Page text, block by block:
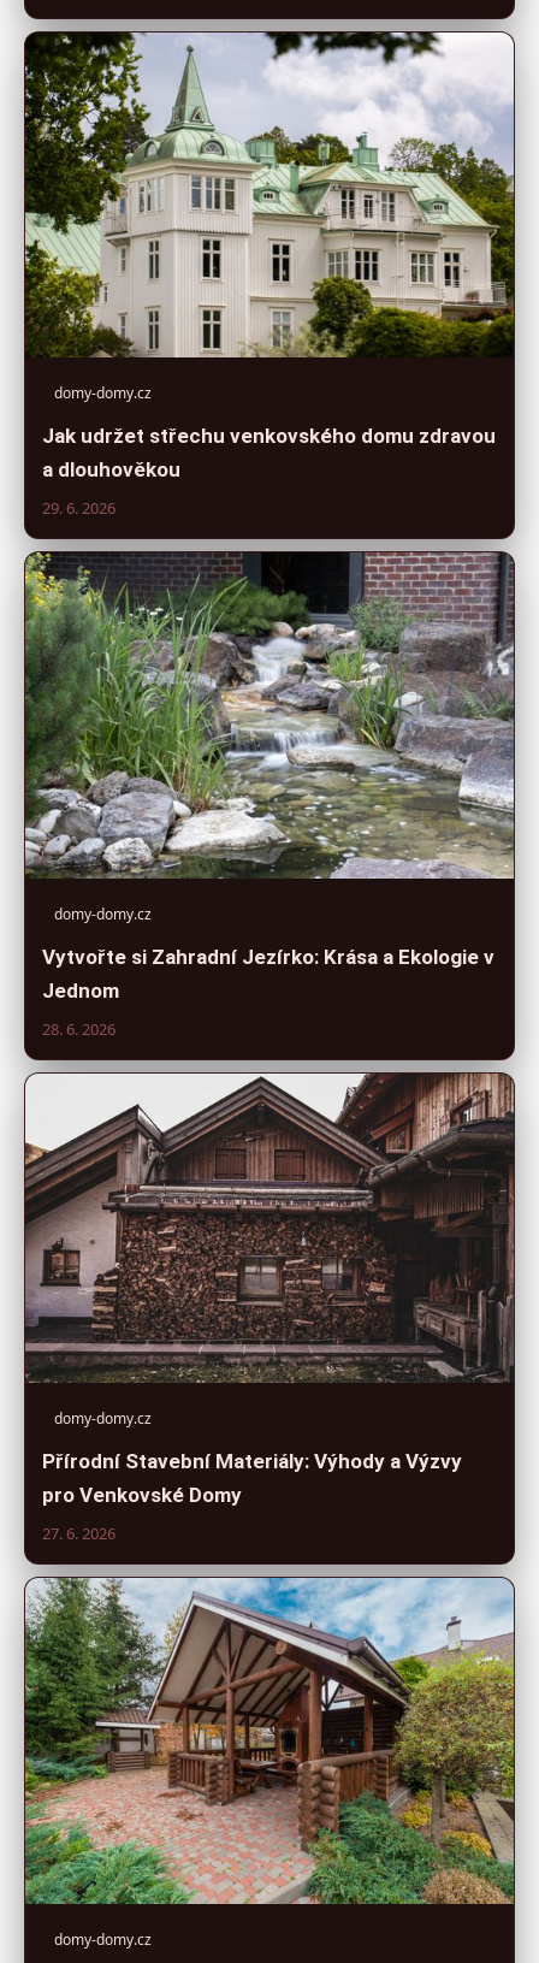
domy-domy.cz
Jak udržet střechu venkovského domu zdravou
a dlouhověkou
29. 6. 2026
domy-domy.cz
Vytvořte si Zahradní Jezírko: Krása a Ekologie v
Jednom
28. 6. 2026
domy-domy.cz
Přírodní Stavební Materiály: Výhody a Výzvy
pro Venkovské Domy
27. 6. 2026
domy-domy.cz